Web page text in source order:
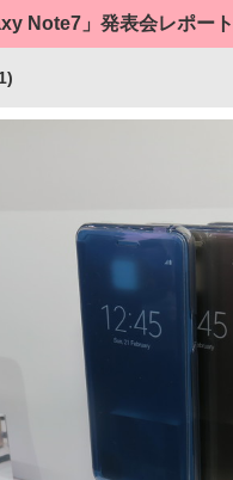
Note7」発表会レポート